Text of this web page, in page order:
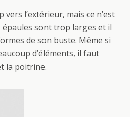
l’extérieur, mais ce n’est
épaules sont trop larges et il
de son buste. Même si
d’éléments, il faut
la poitrine.